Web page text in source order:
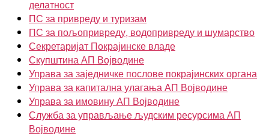
делатност
ПС за привреду и туризам
ПС за пољопривреду, водопривреду и шумарство
Секретаријат Покрајинске владе
Скупштина АП Војводине
Управа за заједничке послове покрајинских органа
Управа за капитална улагања АП Војводине
Управа за имовину АП Војводине
Служба за управљање људским ресурсима АП
Војводине